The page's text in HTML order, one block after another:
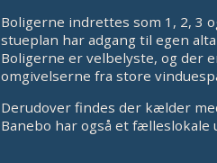
Boligerne indrettes som 1, 2, 3
stueplan har adgang til egen
Boligerne er velbelyste, og der
omgivelserne fra store
Derudover findes der kælder
Banebo har også et fælleslokale